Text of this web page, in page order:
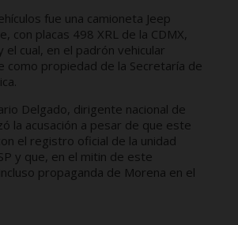
fue una camioneta Jeep
con placas 498 XRL de la CDMX,
el cual, en el padrón vehicular
como propiedad de la Secretaría de
Delgado, dirigente nacional de
la acusación a pesar de que este
el registro oficial de la unidad
y que, en el mitin de este
propaganda de Morena en el